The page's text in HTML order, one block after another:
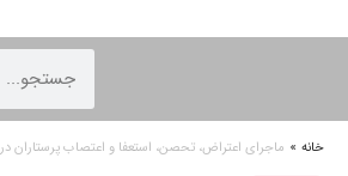
خانه » ماجرای اعتراض، تحصن، استعفا و اعتصاب